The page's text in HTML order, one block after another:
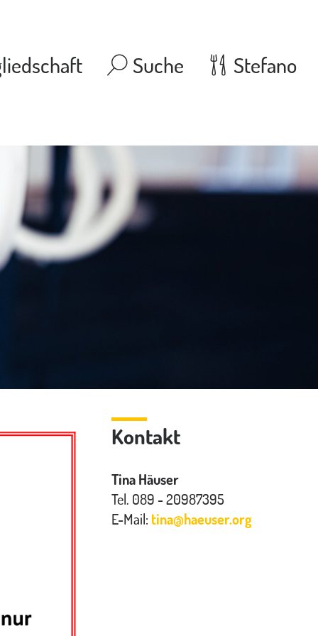
Suche Stefano
Kontakt
Tina Häuser
Tel. 089 - 20987395
E-Mail: tina@haeuser.org